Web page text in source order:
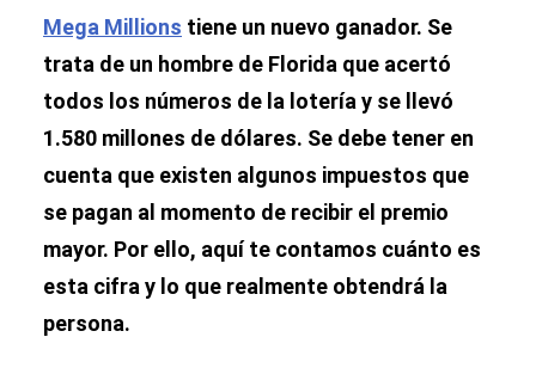
Mega Millions tiene un nuevo ganador. Se
trata de un hombre de Florida que acertó
todos los números de la lotería y se llevó
1.580 millones de dólares. Se debe tener en
cuenta que existen algunos impuestos que
se pagan al momento de recibir el premio
mayor. Por ello, aquí te contamos cuánto es
esta cifra y lo que realmente obtendrá la
persona.